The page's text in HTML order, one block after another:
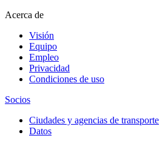
Acerca de
Visión
Equipo
Empleo
Privacidad
Condiciones de uso
Socios
Ciudades y agencias de transporte
Datos